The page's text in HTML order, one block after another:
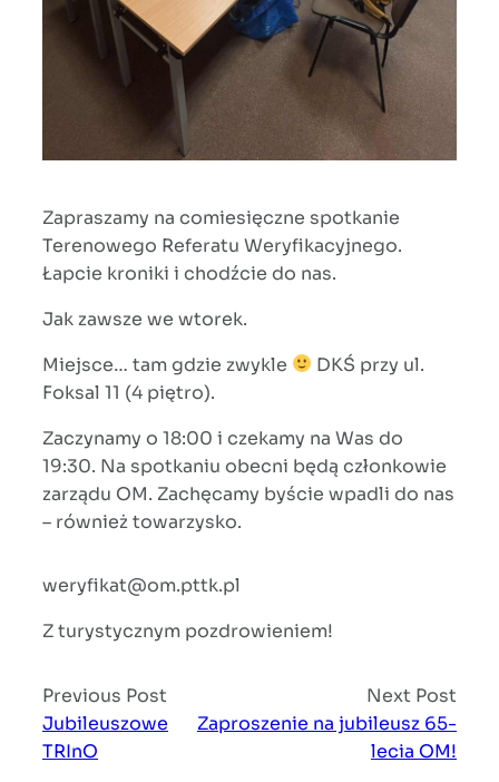
Zapraszamy na comiesięczne spotkanie
Terenowego Referatu Weryfikacyjnego.
Łapcie kroniki i chodźcie do nas.
Jak zawsze we wtorek.
Miejsce… tam gdzie zwykle
DKŚ przy ul.
Foksal 11 (4 piętro).
Zaczynamy o 18:00 i czekamy na Was do
19:30. Na spotkaniu obecni będą członkowie
zarządu OM. Zachęcamy byście wpadli do nas
– również towarzysko.
weryfikat@om.pttk.pl
Z turystycznym pozdrowieniem!
Previous Post
Jubileuszowe
TRInO
Next Post
Zaproszenie na jubileusz 65-
lecia OM!